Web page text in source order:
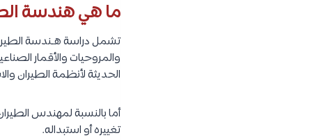
ما هي هندسة
تشمل دراسة هـندسة
والمروحيات والأقمار
الحديثة لأنظمة الطيران
أما بالنسبة لمهندس
تغييره أو استبداله.